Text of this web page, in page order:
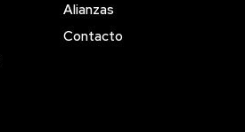
Alianzas
Contacto